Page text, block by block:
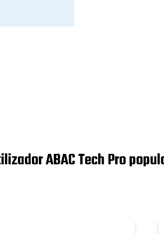
ABAC Tech Pro